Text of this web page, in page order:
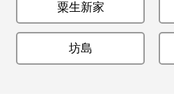
粟生新家
坊島